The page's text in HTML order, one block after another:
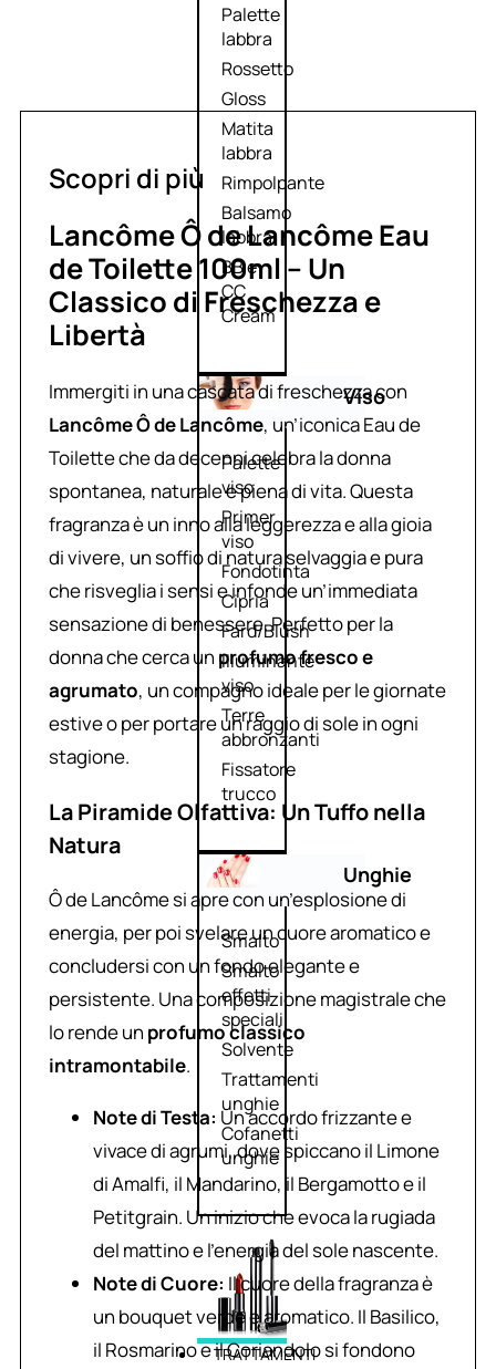
Palette
labbra
Rossetto
Gloss
Matita
labbra
Rimpolpante
Balsamo
labbra
BB e
CC
Cream
Viso
Palette
viso
Primer
viso
Fondotinta
Cipria
Fard/Blush
Illuminante
viso
Terre
abbronzanti
Fissatore
trucco
Unghie
Smalto
Smalto
effetti
speciali
Solvente
Trattamenti
unghie
Cofanetti
unghie
TRATTAMENTI
Scopri di più
Lancôme Ô de Lancôme Eau
de Toilette 100ml – Un
Classico di Freschezza e
Libertà
Immergiti in una cascata di freschezza con
Lancôme Ô de Lancôme, un’iconica Eau de
Toilette che da decenni celebra la donna
spontanea, naturale e piena di vita. Questa
fragranza è un inno alla leggerezza e alla gioia
di vivere, un soffio di natura selvaggia e pura
che risveglia i sensi e infonde un’immediata
sensazione di benessere. Perfetto per la
donna che cerca un profumo fresco e
agrumato, un compagno ideale per le giornate
estive o per portare un raggio di sole in ogni
stagione.
La Piramide Olfattiva: Un Tuffo nella
Natura
Ô de Lancôme si apre con un’esplosione di
energia, per poi svelare un cuore aromatico e
concludersi con un fondo elegante e
persistente. Una composizione magistrale che
lo rende un profumo classico
intramontabile.
Note di Testa: Un accordo frizzante e
vivace di agrumi, dove spiccano il Limone
di Amalfi, il Mandarino, il Bergamotto e il
Petitgrain. Un inizio che evoca la rugiada
del mattino e l’energia del sole nascente.
Note di Cuore: Il cuore della fragranza è
un bouquet verde e aromatico. Il Basilico,
il Rosmarino e il Coriandolo si fondono